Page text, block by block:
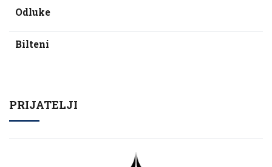
Odluke
Bilteni
PRIJATELJI